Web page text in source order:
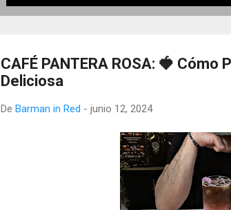
CAFÉ PANTERA ROSA: 🍓
Deliciosa
De Barman in Red - junio 12, 2024